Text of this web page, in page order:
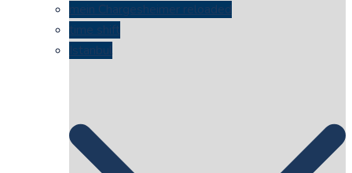
mein Chargesheimer reloaded
time shift
Istanbul